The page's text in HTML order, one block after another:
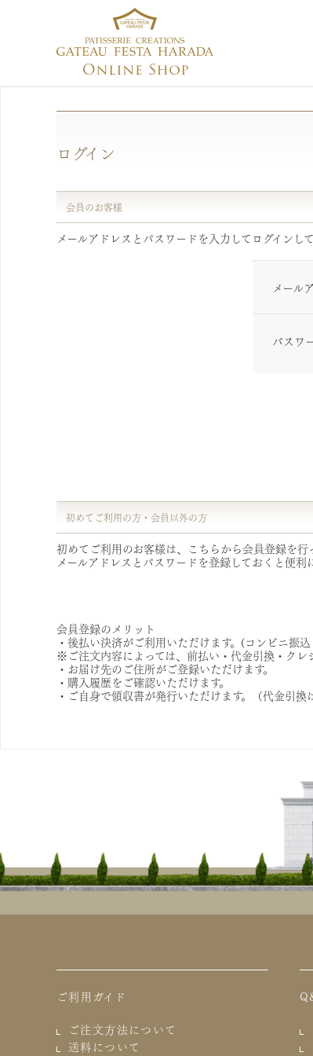
ログイン
会員のお客様
メールアドレスとパスワードを入力してログインし
メール
パスワ
初めてご利用の方・会員以外の方
初めてご利用のお客様は、こちらから会員登録を行
メールアドレスとパスワードを登録しておくと便利
会員登録のメリット
・後払い決済がご利用いただけます。(コンビニ振
※ご注文内容によっては、前払い・代金引換・クレ
・お届け先のご住所がご登録いただけます。
・購入履歴をご確認いただけます。
・ご自身で領収書が発行いただけます。（代金引換
ご利用ガイド
ご注文方法について
送料について